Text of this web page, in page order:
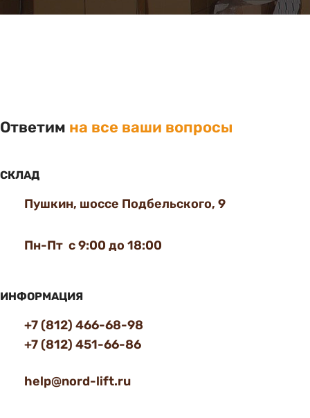
Ответим на все ваши вопросы
СКЛАД
Пушкин, шоссе Подбельского, 9
Пн-Пт с 9:00 до 18:00
ИНФОРМАЦИЯ
+7 (812) 466-68-98
+7 (812) 451-66-86
help@nord-lift.ru